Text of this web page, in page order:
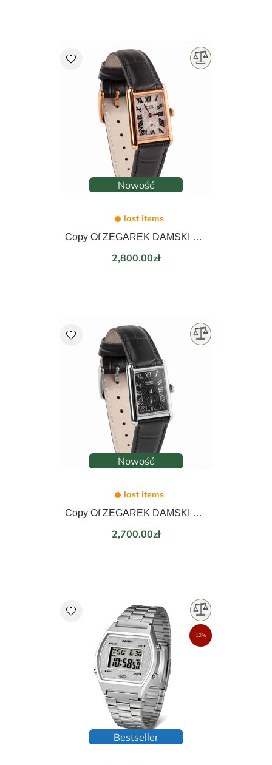
Nowość
last items
Copy Of ZEGAREK DAMSKI EPOS LADIES 21mm 8002.702.20.20.15
Price
2,800.00zł
favorite
Nowość
last items
Copy Of ZEGAREK DAMSKI EPOS LADIES 21mm 8002.702.20.20.15
Price
2,700.00zł
favorite
Bestseller
favorite
12%